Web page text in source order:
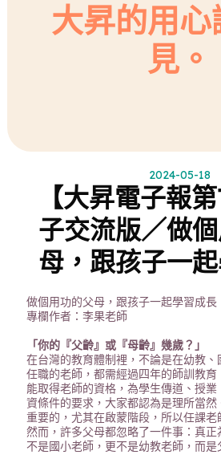
大昇的用
見。
2024-05-18
【大昇電子報
子交流版／做
母，跟孩子一
做個用功的父母，跟孩子一起學習成長
專欄作者：李果老師
「你的『父齡』或『母齡』幾歲？」
在台灣的教育體制裡，不論是在幼教
任職的老師，都需經過四年的師訓教
能取得老師的資格，為學生傳道、授
資條件的要求，大家都認為是理所當
重要的，尤其在啟蒙階段，所以任課老
然而，許多父母都忽略了一件事：真
不是國小老師，更不是幼教老師，而是